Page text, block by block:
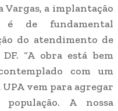
Vargas, a implantação
de fundamental
do atendimento de
“A obra está bem
com um
vem para agregar
A nossa